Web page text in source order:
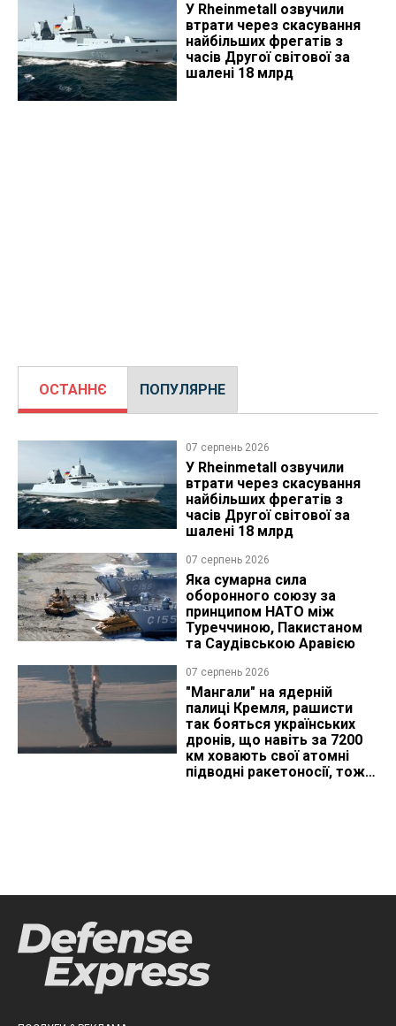
У Rheinmetall озвучили
втрати через скасування
найбільших фрегатів з
часів Другої світової за
шалені 18 млрд
ОСТАННЄ ПОПУЛЯРНЕ
07 серпень 2026
У Rheinmetall озвучили
втрати через скасування
найбільших фрегатів з
часів Другої світової за
шалені 18 млрд
07 серпень 2026
Яка сумарна сила
оборонного союзу за
принципом НАТО між
Туреччиною, Пакистаном
та Саудівською Аравією
07 серпень 2026
"Мангали" на ядерній
палиці Кремля, рашисти
так бояться українських
дронів, що навіть за 7200
км ховають свої атомні
підводні ракетоносії, тож